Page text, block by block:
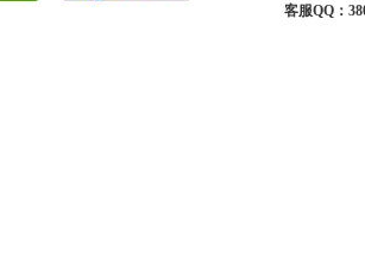
客服QQ：